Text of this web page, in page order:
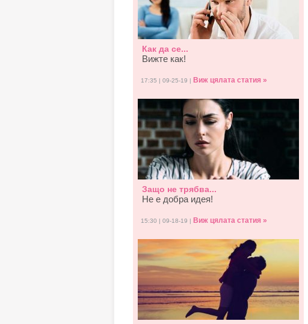
Как да се...
Вижте как!
17:35 | 09-25-19 | Виж цялата статия »
Защо не трябва...
Не е добра идея!
15:30 | 09-18-19 | Виж цялата статия »